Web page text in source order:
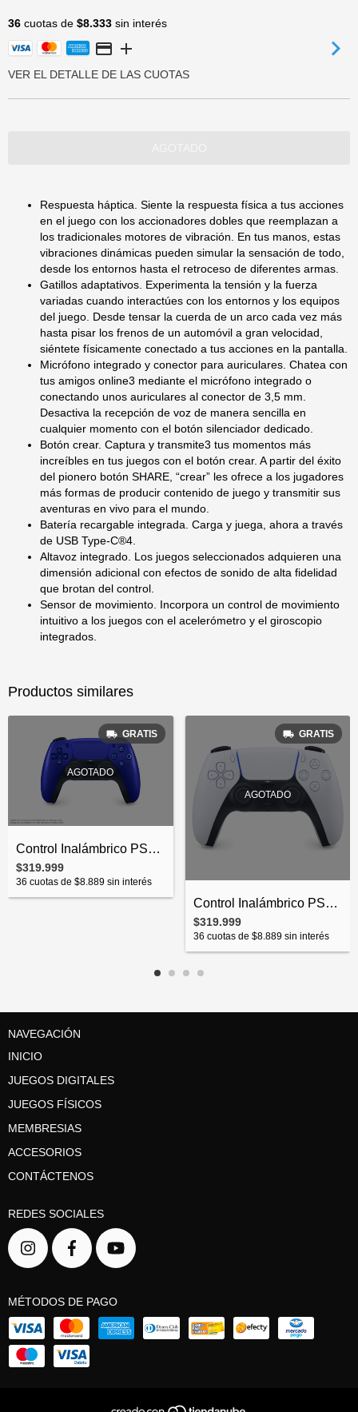
36 cuotas de $8.333 sin interés
VER EL DETALLE DE LAS CUOTAS
Respuesta háptica. Siente la respuesta física a tus acciones
en el juego con los accionadores dobles que reemplazan a
los tradicionales motores de vibración. En tus manos, estas
vibraciones dinámicas pueden simular la sensación de todo,
desde los entornos hasta el retroceso de diferentes armas.
Gatillos adaptativos. Experimenta la tensión y la fuerza
variadas cuando interactúes con los entornos y los equipos
del juego. Desde tensar la cuerda de un arco cada vez más
hasta pisar los frenos de un automóvil a gran velocidad,
siéntete físicamente conectado a tus acciones en la pantalla.
Micrófono integrado y conector para auriculares. Chatea con
tus amigos online3 mediante el micrófono integrado o
conectando unos auriculares al conector de 3,5 mm.
Desactiva la recepción de voz de manera sencilla en
cualquier momento con el botón silenciador dedicado.
Botón crear. Captura y transmite3 tus momentos más
increíbles en tus juegos con el botón crear. A partir del éxito
del pionero botón SHARE, “crear” les ofrece a los jugadores
más formas de producir contenido de juego y transmitir sus
aventuras en vivo para el mundo.
Batería recargable integrada. Carga y juega, ahora a través
de USB Type-C®4.
Altavoz integrado. Los juegos seleccionados adquieren una
dimensión adicional con efectos de sonido de alta fidelidad
que brotan del control.
Sensor de movimiento. Incorpora un control de movimiento
intuitivo a los juegos con el acelerómetro y el giroscopio
integrados.
Productos similares
AGOTADO
GRATIS
Control Inalámbrico PS5 Dualsense Cobalt...
$319.999
36 cuotas de $8.889 sin interés
AGOTADO
GRATIS
Control Inalámbrico PS5 Blanco
$319.999
36 cuotas de $8.889sin interés
NAVEGACIÓN
INICIO
JUEGOS DIGITALES
JUEGOS FÍSICOS
MEMBRESIAS
ACCESORIOS
CONTÁCTENOS
REDES SOCIALES
MÉTODOS DE PAGO